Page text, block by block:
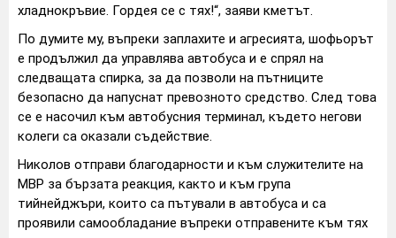
хладнокръвие. Гордея се с тях!“, заяви кметът.
По думите му, въпреки заплахите и агресията, шофьорът
е продължил да управлява автобуса и е спрял на
следващата спирка, за да позволи на пътниците
безопасно да напуснат превозното средство. След това
се е насочил към автобусния терминал, където негови
колеги са оказали съдействие.
Николов отправи благодарности и към служителите на
МВР за бързата реакция, както и към група
тийнейджъри, които са пътували в автобуса и са
проявили самообладание въпреки отправените към тях